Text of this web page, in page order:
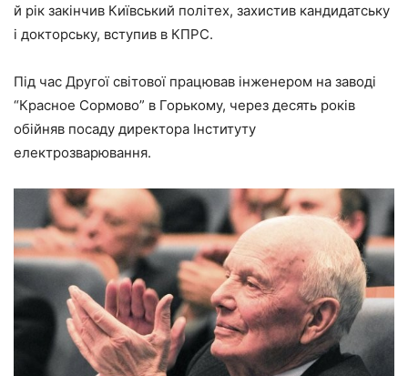
й рік закінчив Київський політех, захистив кандидатську
і докторську, вступив в КПРС.
Під час Другої світової працював інженером на заводі
“Красное Сормово” в Горькому, через десять років
обійняв посаду директора Інституту
електрозварювання.